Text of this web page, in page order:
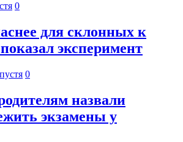
0
для склонных к
эксперимент
0
назвали
экзамены у